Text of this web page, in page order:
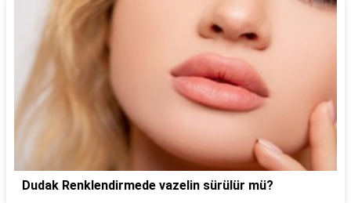
Dudak Renklendirmede vazelin sürülür mü?